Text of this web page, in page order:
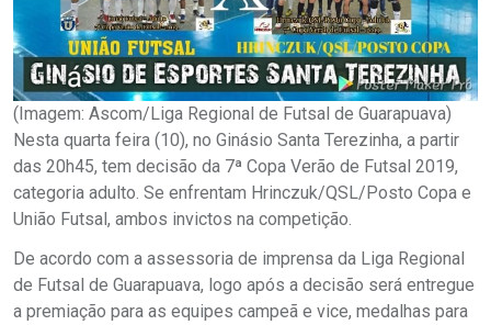
(Imagem: Ascom/Liga Regional de Futsal de Guarapuava)
Nesta quarta feira (10), no Ginásio Santa Terezinha, a partir
das 20h45, tem decisão da 7ª Copa Verão de Futsal 2019,
categoria adulto. Se enfrentam Hrinczuk/QSL/Posto Copa e
União Futsal, ambos invictos na competição.
De acordo com a assessoria de imprensa da Liga Regional
de Futsal de Guarapuava, logo após a decisão será entregue
a premiação para as equipes campeã e vice, medalhas para